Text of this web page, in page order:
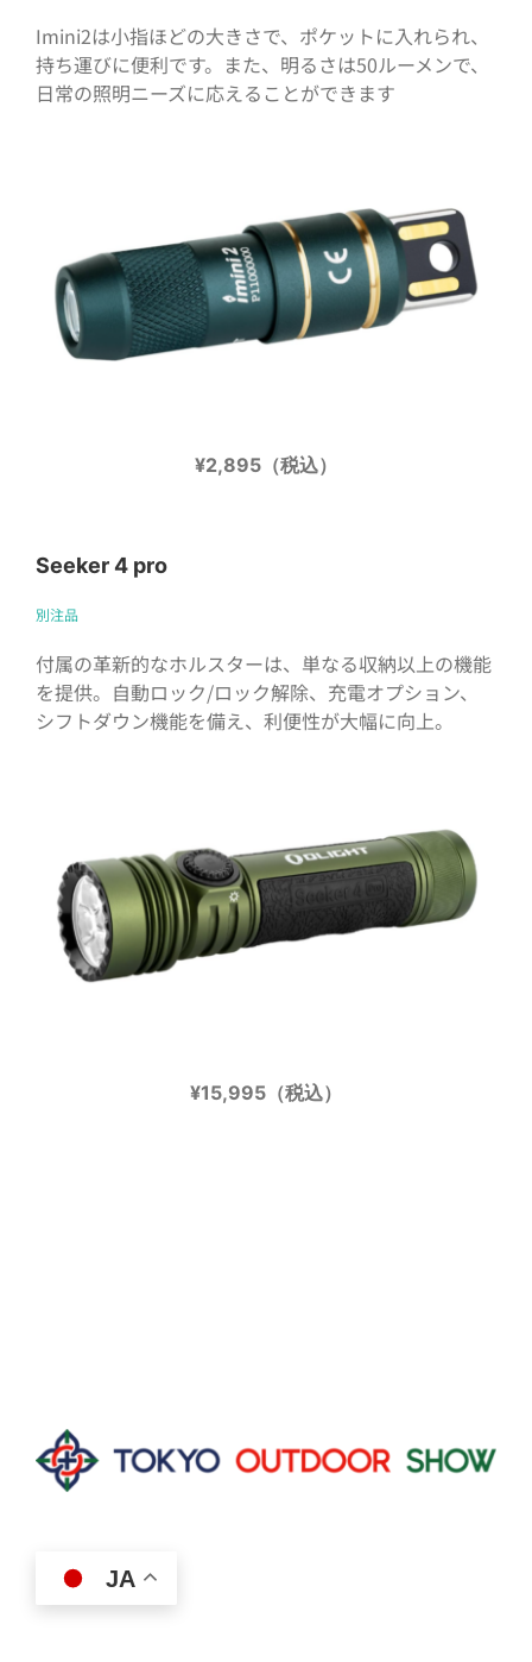
Imini2は小指ほどの大きさで、ポケットに入れられ、
持ち運びに便利です。また、明るさは50ルーメンで、
日常の照明ニーズに応えることができます
¥2,895（税込）
Seeker 4 pro
別注品
付属の革新的なホルスターは、単なる収納以上の機能
を提供。自動ロック/ロック解除、充電オプション、
シフトダウン機能を備え、利便性が大幅に向上。
¥15,995（税込）
JA